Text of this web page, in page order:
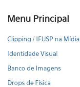
Menu Principal
Clipping / IFUSP na Mídia
Identidade Visual
Banco de Imagens
Drops de Física